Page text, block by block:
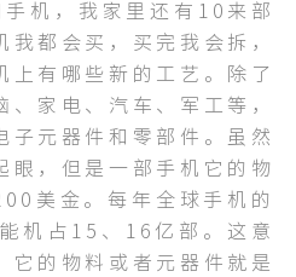
机，我家里还有10来部
我都会买，买完我会拆，
上有哪些新的工艺。除了
、家电、汽车、军工等，
子元器件和零部件。虽然
眼，但是一部手机它的物
美金。每年全球手机的
机占15、16亿部。这意
它的物料或者元器件就是